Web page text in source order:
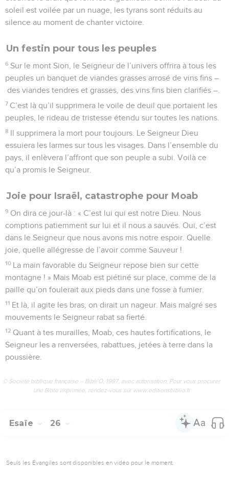
soleil est voilée par un nuage, les tyrans sont réduits au
silence au moment de chanter victoire.
Un festin pour tous les peuples
6 Sur le mont Sion, le Seigneur de l’univers offrira à tous les
peuples un banquet de viandes grasses arrosé de vins fins –
des viandes tendres et grasses, des vins fins bien clarifiés –.
7 C’est là qu’il supprimera le voile de deuil que portaient les
peuples, le rideau de tristesse étendu sur toutes les nations.
8 Il supprimera la mort pour toujours. Le Seigneur Dieu
essuiera les larmes sur tous les visages. Dans l’ensemble du
pays, il enlèvera l’affront que son peuple a subi. Voilà ce
qu’a promis le Seigneur.
Joie pour Israël, catastrophe pour Moab
9 On dira ce jour-là : « C’est lui qui est notre Dieu. Nous
comptions patiemment sur lui et il nous a sauvés. Oui, c’est
dans le Seigneur que nous avons mis notre espoir. Quelle
joie, quelle allégresse de l’avoir comme Sauveur !
10 La main favorable du Seigneur repose bien sur cette
montagne ! » Mais Moab est piétiné sur place, comme de la
paille qu’on foulerait aux pieds dans une fosse à fumier.
11 Et là, il agite les bras, on dirait un nageur. Mais malgré ses
mouvements le Seigneur rabat sa fierté.
12 Quant à tes murailles, Moab, ces hautes fortifications, le
Seigneur les a renversées, rabattues, jetées à terre dans la
poussière.
© Société biblique française – Bibli’O, 1997, avec autorisation. Pour vous procurer
une Bible imprimée, rendez-vous sur www.editionsbiblio.fr
Esaïe 26
Seuls les Évangiles sont disponibles en vidéo pour le moment.